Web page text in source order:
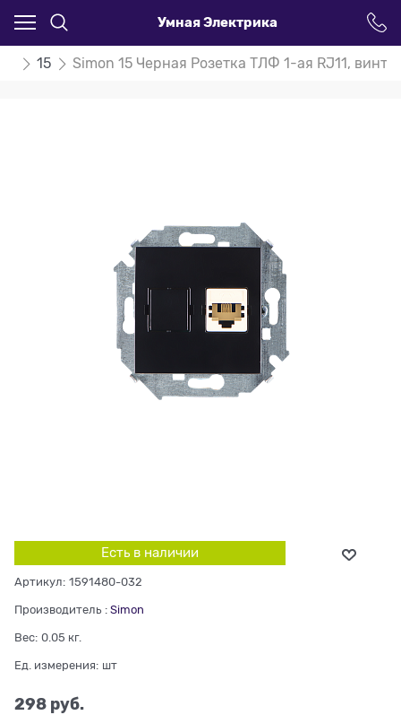
Умная Электрика
15 Simon 15 Черная Розетка ТЛФ 1-ая RJ11,
Есть в наличии
Артикул: 1591480-032
Производитель : Simon
Вес: 0.05 кг.
Ед. измерения: шт
298 руб.